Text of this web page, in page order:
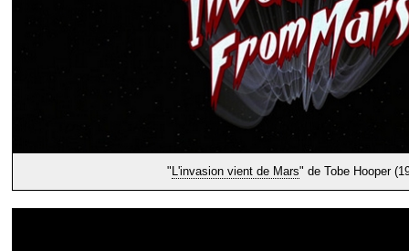
" L'invasion vient de Mars" de Tobe Hooper